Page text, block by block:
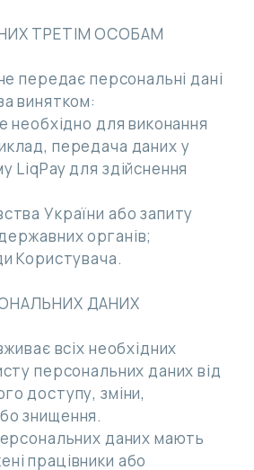
ТРЕТІМ ОСОБАМ
передає персональні дані
винятком:
необхідно для виконання
передача даних у
LiqPay для здійснення
України або запиту
органів;
Користувача.
ДАНИХ
всіх необхідних
персональних даних від
доступу, зміни,
знищення.
даних мають
працівники або